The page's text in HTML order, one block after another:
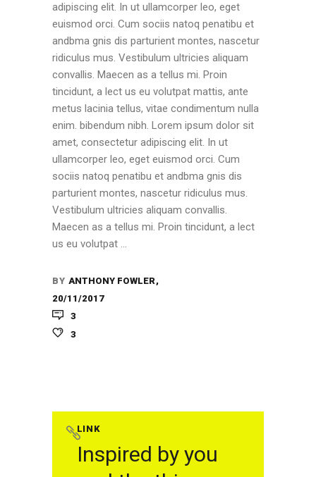
adipiscing elit. In ut ullamcorper leo, eget
euismod orci. Cum sociis natoq penatibu et
andbma gnis dis parturient montes, nascetur
ridiculus mus. Vestibulum ultricies aliquam
convallis. Maecen as a tellus mi. Proin
tincidunt, a lect us eu volutpat mattis, ante
metus lacinia tellus, vitae condimentum nulla
enim. bibendum nibh. Lorem ipsum dolor sit
amet, consectetur adipiscing elit. In ut
ullamcorper leo, eget euismod orci. Cum
sociis natoq penatibu et andbma gnis dis
parturient montes, nascetur ridiculus mus.
Vestibulum ultricies aliquam convallis.
Maecen as a tellus mi. Proin tincidunt, a lect
us eu volutpat
BY ANTHONY FOWLER
20/11/2017
3
3
LINK
Inspired by you